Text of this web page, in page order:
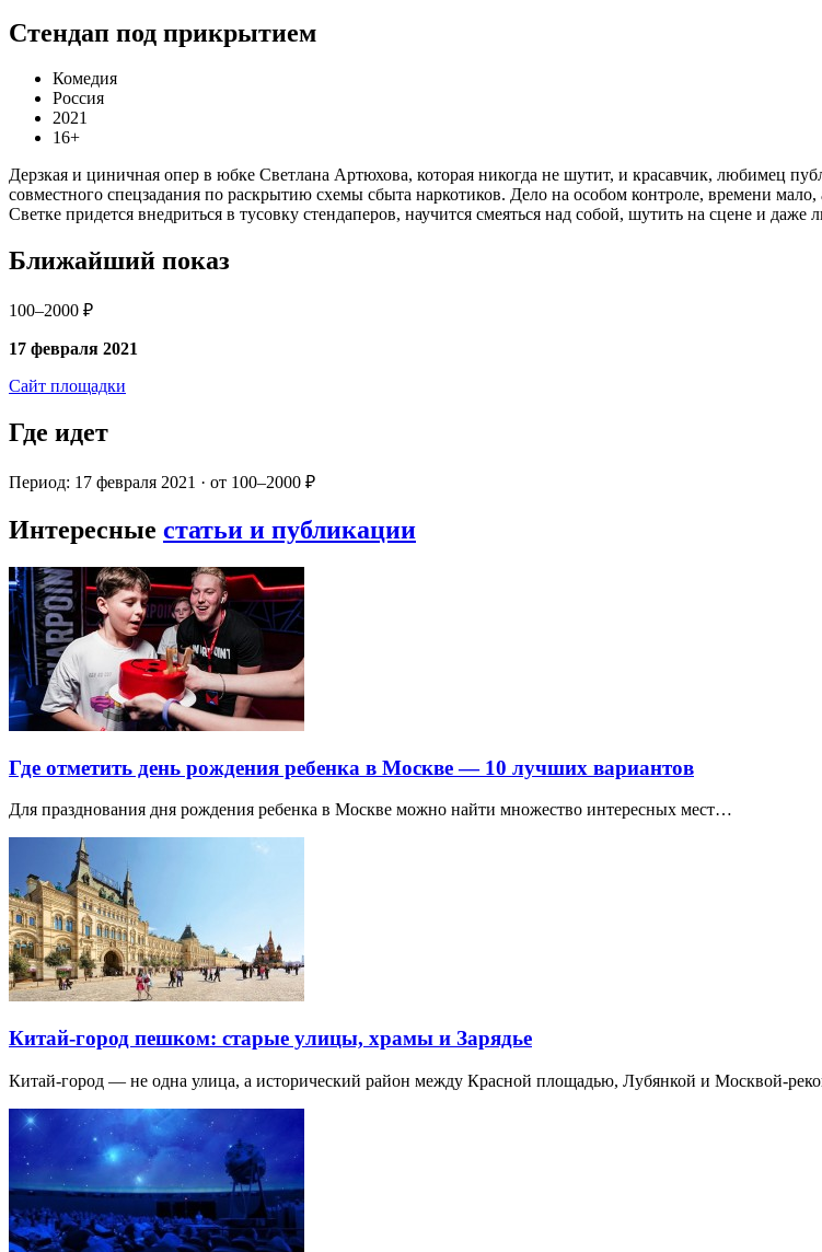
Стендап под прикрытием
Комедия
Россия
2021
16+
Дерзкая и циничная опер в юбке Светлана Артюхова, которая никогда не шутит, и красавчик, любимец
совместного спецзадания по раскрытию схемы сбыта наркотиков. Дело на особом контроле, времени
Светке придется внедриться в тусовку стендаперов, научится смеяться над собой, шутить на сцене и даже
Ближайший показ
100–2000 ₽
17 февраля 2021
Сайт площадки
Где идет
Период: 17 февраля 2021 · от 100–2000 ₽
Интересные статьи и публикации
Где отметить день рождения ребенка в Москве — 10 лучших вариантов
Для празднования дня рождения ребенка в Москве можно найти множество интересных мест…
Китай-город пешком: старые улицы, храмы и Зарядье
Китай-город — не одна улица, а исторический район между Красной площадью, Лубянкой и Москвой-